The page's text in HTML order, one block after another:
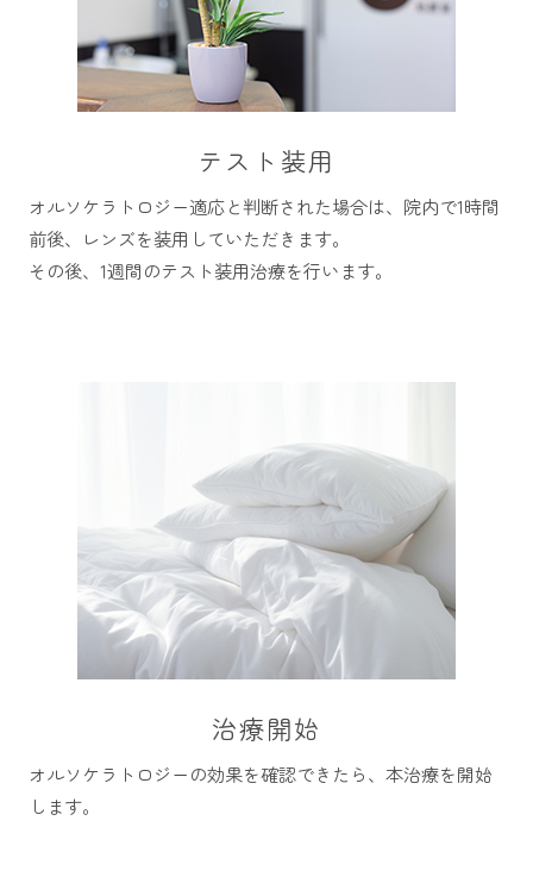
テスト装用
オルソケラトロジー適応と判断された場合は、院内で1時間
前後、レンズを装用していただきます。
その後、1週間のテスト装用治療を行います。
治療開始
オルソケラトロジーの効果を確認できたら、本治療を開始
します。